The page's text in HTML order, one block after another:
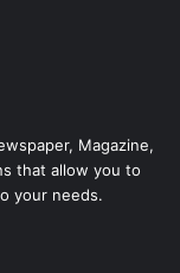
Magazine,
that allow you to
your needs.